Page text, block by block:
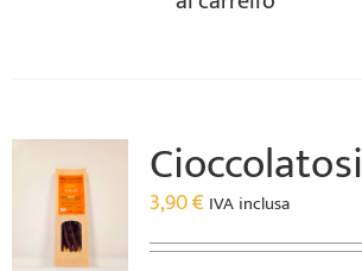
Cioccolatosi
3,90€ IVA inclusa